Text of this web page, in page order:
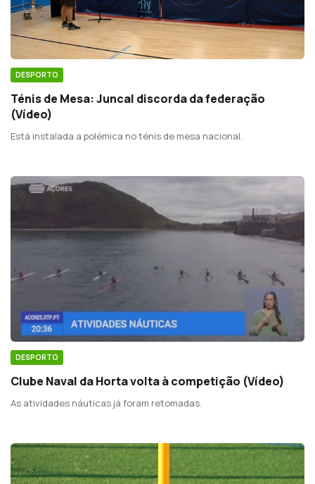
DESPORTO
Ténis de Mesa: Juncal discorda da federação
(Vídeo)
Está instalada a polémica no ténis de mesa nacional.
DESPORTO
Clube Naval da Horta volta à competição (Vídeo)
As atividades náuticas já foram retomadas.